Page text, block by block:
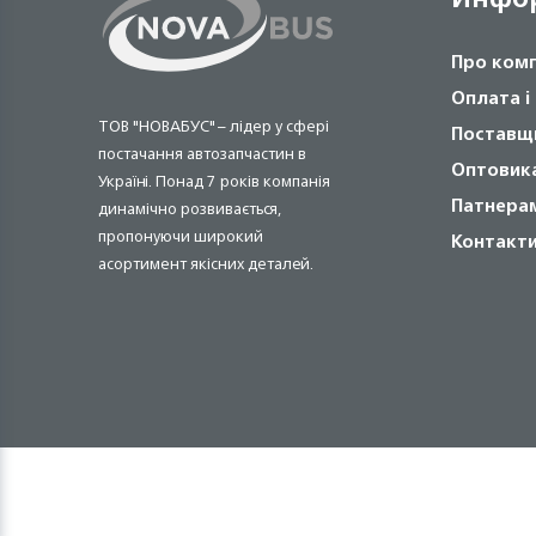
ТОВ "НОВАБУС" – лідер у сфері
постачання автозапчастин в
Україні. Понад 7 років компанія
динамічно розвивається,
пропонуючи широкий
асортимент якісних деталей.
Про
Оплата